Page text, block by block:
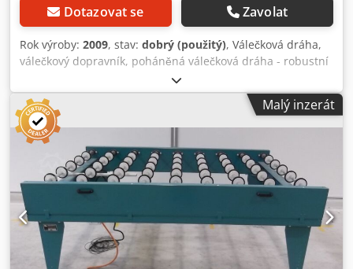
Dotazovat se Zavolat
Rok výroby: 2009, stav: dobrý (použitý), Válečková dráha,
válečkový dopravník, poháněná válečková dráha - robustní
provedení - elektrický pohon Crjdpeb A S Tyjfx Ap Aef -
pohonný motor: 0,37 kW, 76 ot/min - šířka válce: 820 mm -
dopravní délka: 1400 mm - průměr válce: 105 mm - válečky
pogumované - průměr hřídele: 25 mm - dopravní výška:
950 mm, nastavitelná - poháněno řemenem - k dispozici
více dopravníků - cena: za kus - rozměry: 1280/1500/V1020
mm - hmotnost: 219 kg
Malý inzerát